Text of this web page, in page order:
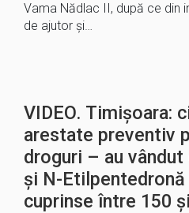
Vama Nădlac II, după ce din
de ajutor şi…
VIDEO. Timișoara:
arestate preventiv
droguri – au
și N-Etilpentedronă
cuprinse între 150